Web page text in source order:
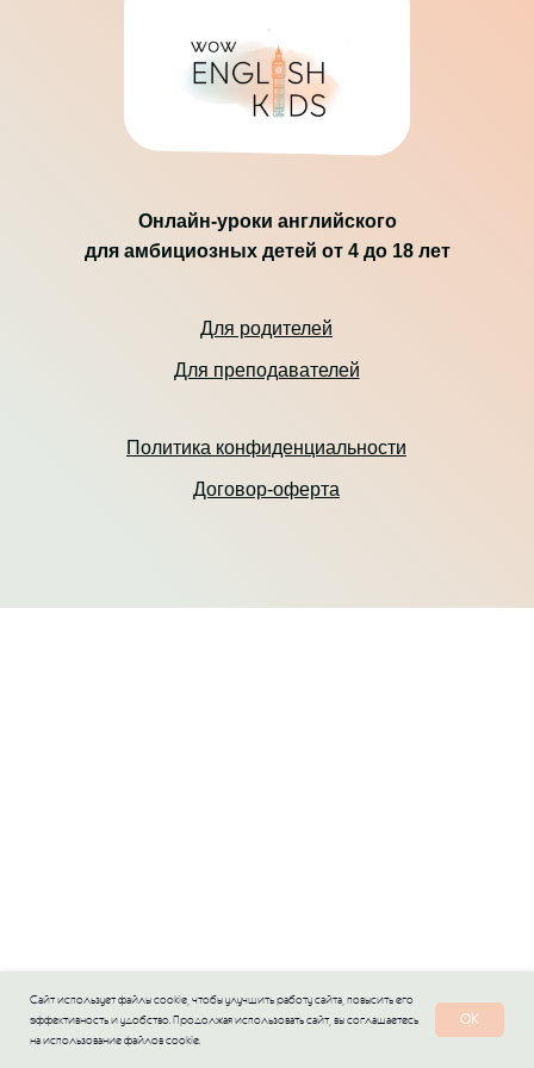
Онлайн-уроки английского
для амбициозных детей от 4 до 18 лет
Политика конфиденциальности
Для родителей
Договор-оферта
Для преподавателей
Сайт использует файлы cookie, чтобы улучшить работу сайта, повысить его
эффективность и удобство. Продолжая использовать сайт, вы соглашаетесь
на использование файлов cookie.
OK